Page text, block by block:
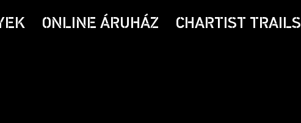
ONLINE ÁRUHÁZ CHARTIST TRAILS